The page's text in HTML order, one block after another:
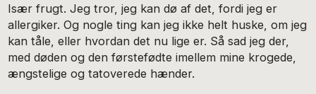
Især frugt. Jeg tror, jeg kan dø af det, fordi jeg er
allergiker. Og nogle ting kan jeg ikke helt huske, om jeg
kan tåle, eller hvordan det nu lige er. Så sad jeg der,
med døden og den førstefødte imellem mine krogede,
ængstelige og tatoverede hænder.